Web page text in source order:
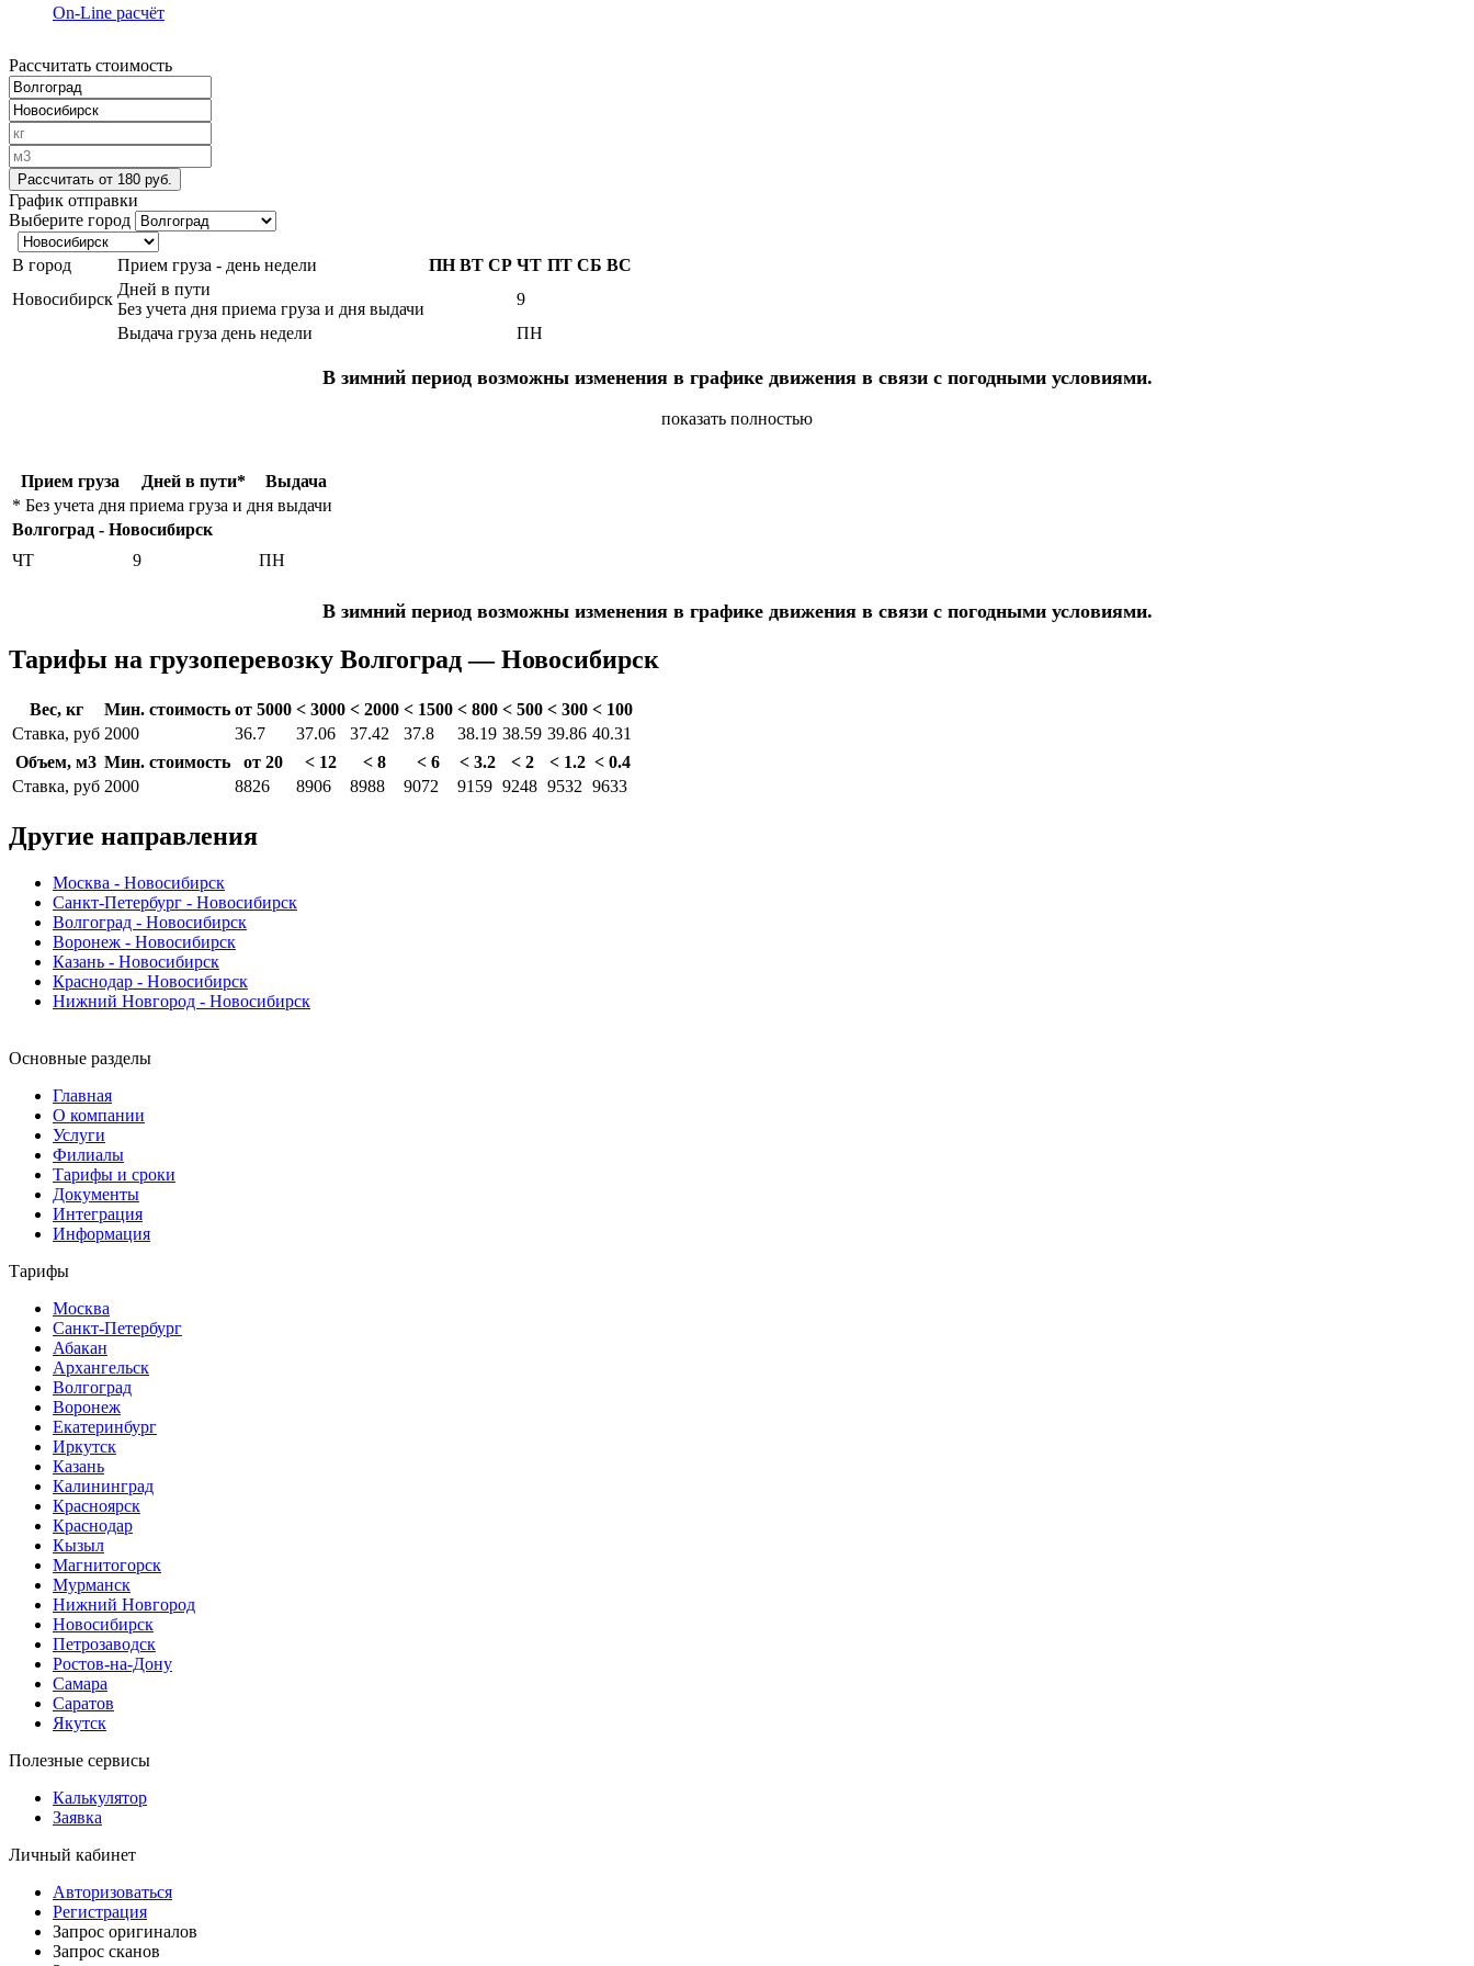
On-Line расчёт
Рассчитать стоимость
Рассчитать от 180 руб.
График отправки
Выберите город
В город Прием груза - день недели ПН ВТ СР ЧТ ПТ СБ ВС
Новосибирск
Дней в пути
Без учета дня приема груза и дня выдачи
9
Выдача груза день недели
ПН
В зимний период возможны изменения в графике движения в связи с погодными условиями.
показать полностью
Прием груза Дней в пути*
Выдача
* Без учета дня приема груза и дня выдачи
Волгоград - Новосибирск
ЧТ
9 ПН
В зимний период возможны изменения в графике движения в связи с погодными условиями.
Тарифы на грузоперевозку Волгоград — Новосибирск
Вес, кг Мин. стоимость от 5000 < 3000 < 2000 < 1500 < 800 < 500 < 300 < 100
Ставка, руб 2000 36.7 37.06 37.42 37.8 38.19 38.59 39.86 40.31
Объем, м3 Мин. стоимость от 20 < 12 < 8 < 6 < 3.2 < 2 < 1.2 < 0.4
Ставка, руб 2000 8826 8906 8988 9072 9159 9248 9532 9633
Другие направления
Москва - Новосибирск
Санкт-Петербург - Новосибирск
Волгоград - Новосибирск
Воронеж - Новосибирск
Казань - Новосибирск
Краснодар - Новосибирск
Нижний Новгород - Новосибирск
Основные разделы
Главная
О компании
Услуги
Филиалы
Тарифы и сроки
Документы
Интеграция
Информация
Тарифы
Москва
Санкт-Петербург
Абакан
Архангельск
Волгоград
Воронеж
Екатеринбург
Иркутск
Казань
Калининград
Красноярск
Краснодар
Кызыл
Магнитогорск
Мурманск
Нижний Новгород
Новосибирск
Петрозаводск
Ростов-на-Дону
Самара
Саратов
Якутск
Полезные сервисы
Калькулятор
Заявка
Личный кабинет
Авторизоваться
Регистрация
Запрос оригиналов
Запрос сканов